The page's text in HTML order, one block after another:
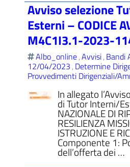
Avviso selezione
Esterni – CODICE
M4C1I3.1-2023-
Albo_online,Avvisi, Bandi
12/04/2023, Determine
Provvedimenti Dirigenziali/
In allegato
di Tutor Interni/
NAZIONALE DI
RESILIENZA
ISTRUZIONE E
Componente 1:
dell’offerta dei …